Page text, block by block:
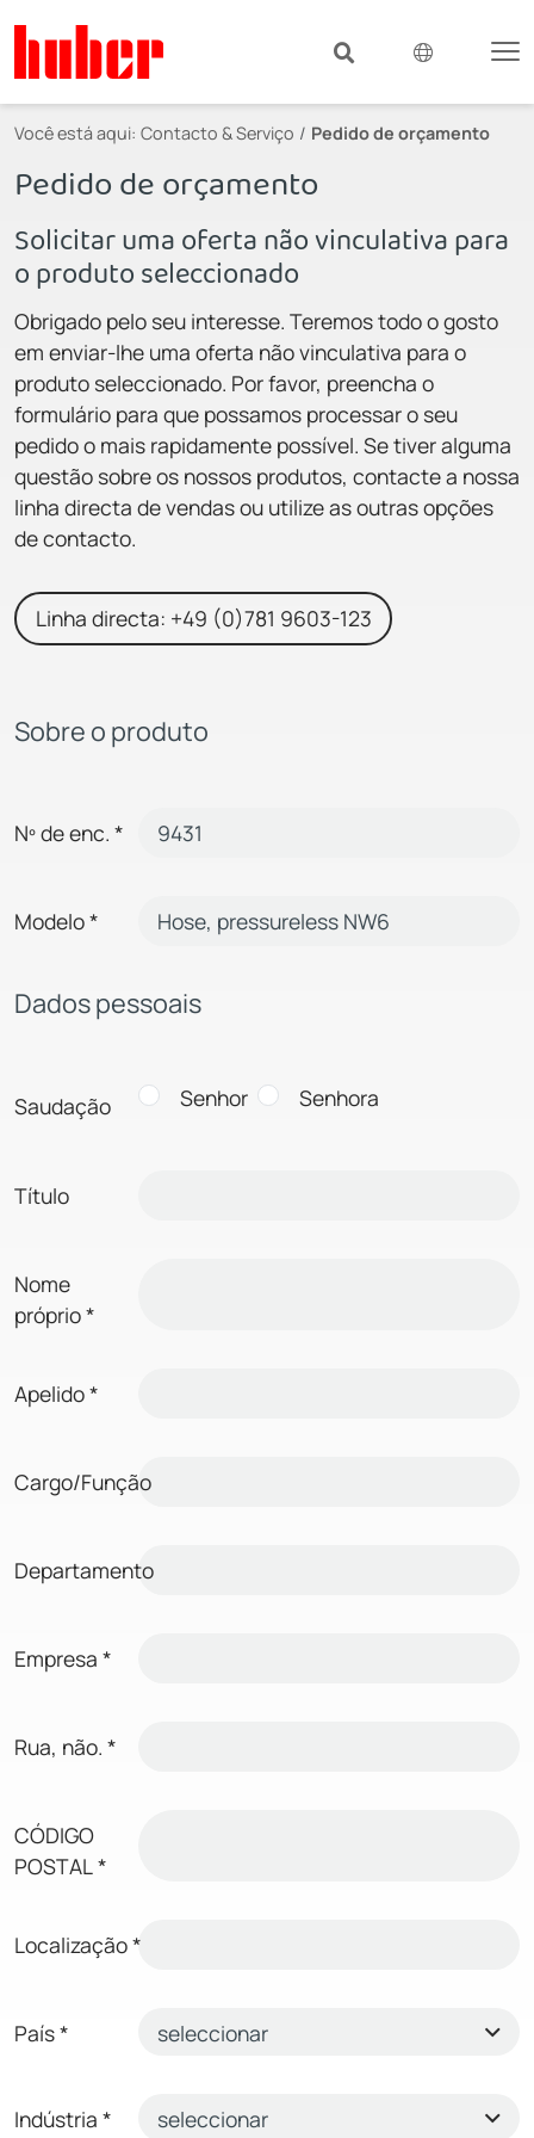
Você está aqui: Contacto & Serviço Pedido de orçamento
Pedido de orçamento
Solicitar uma oferta não vinculativa para
o produto seleccionado
Obrigado pelo seu interesse. Teremos todo o gosto
em enviar-lhe uma oferta não vinculativa para o
produto seleccionado. Por favor, preencha o
formulário para que possamos processar o seu
pedido o mais rapidamente possível. Se tiver alguma
questão sobre os nossos produtos, contacte a nossa
linha directa de vendas ou utilize as outras opções
de contacto.
Linha directa: +49 (0)781 9603-123
Sobre o produto
Nº de enc. *
Modelo*
Dados pessoais
Saudação Senhor Senhora
Título
Nome
próprio*
Apelido*
Cargo/Função
Departamento
Empresa *
Rua, não. *
CÓDIGO
POSTAL*
Localização*
País*
Indústria *